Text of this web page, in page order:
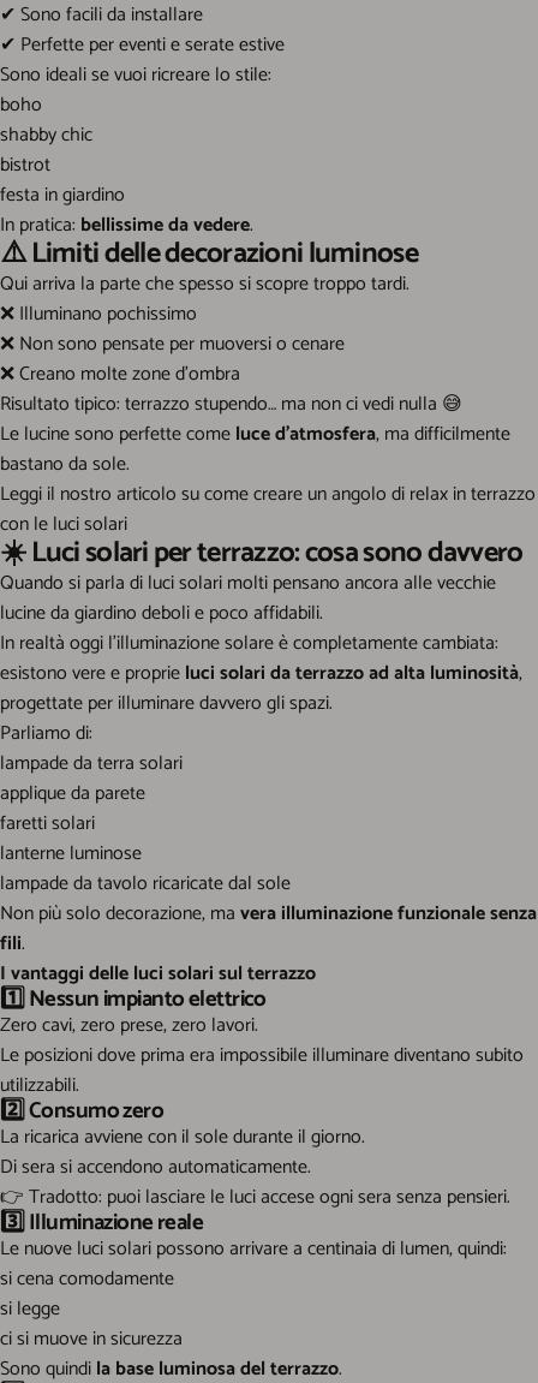
✔Sono facili da installare
✔ Perfette per eventi e serate estive
Sono ideali se vuoi ricreare lo stile:
boho
shabby chic
bistrot
festa in giardino
In pratica: bellissime da vedere.
⚠️ Limiti delle decorazioni luminose
Qui arriva la parte che spesso si scopre troppo tardi.
❌Illuminano pochissimo
❌Non sono pensate per muoversi o cenare
❌Creano molte zone d’ombra
Risultato tipico: terrazzo stupendo… ma non ci vedi nulla 😅
Le lucine sono perfette comeluce d’atmosfera, ma difficilmente
bastano da sole.
Leggi il nostro articolo su comecreare un angolo di relax in terrazzo
con le luci solari
☀️ Luci solari per terrazzo: cosa sono davvero
Quando si parla di luci solari molti pensano ancora alle vecchie
lucine da giardino deboli e poco affidabili.
In realtà oggi l’illuminazione solare è completamente cambiata:
esistono vere e proprieluci solari da terrazzo ad alta luminosità,
progettate per illuminare davvero gli spazi.
Parliamo di:
lampade da terra solari
applique da parete
faretti solari
lanterne luminose
lampade da tavolo ricaricate dal sole
Non più solo decorazione, mavera illuminazione funzionale senza
fili.
I vantaggi delle luci solari sul terrazzo
1️⃣Nessun impianto elettrico
Zero cavi, zero prese, zero lavori.
Le posizioni dove prima era impossibile illuminare diventano subito
utilizzabili.
2️⃣Consumo zero
La ricarica avviene con il sole durante il giorno.
Di sera si accendono automaticamente.
👉Tradotto: puoi lasciare le luci accese ogni sera senza pensieri.
3️⃣Illuminazione reale
Le nuove luci solari possono arrivare a centinaia di lumen, quindi:
si cena comodamente
si legge
ci si muove in sicurezza
Sono quindila base luminosa del terrazzo.